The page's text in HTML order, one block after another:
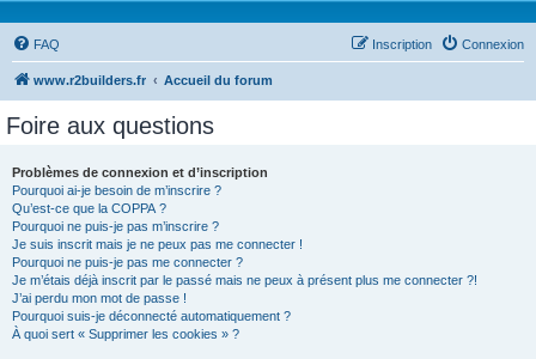
FAQ Connexion
Inscription
www.r2builders.fr Accueil du forum
Foire aux questions
Problèmes de connexion et d’inscription
Pourquoi ai-je besoin de m’inscrire ?
Qu’est-ce que la COPPA ?
Pourquoi ne puis-je pas m’inscrire ?
Je suis inscrit mais je ne peux pas me connecter !
Pourquoi ne puis-je pas me connecter ?
Je m’étais déjà inscrit par le passé mais ne peux à présent plus me connecter ?!
J’ai perdu mon mot de passe !
Pourquoi suis-je déconnecté automatiquement ?
À quoi sert « Supprimer les cookies » ?